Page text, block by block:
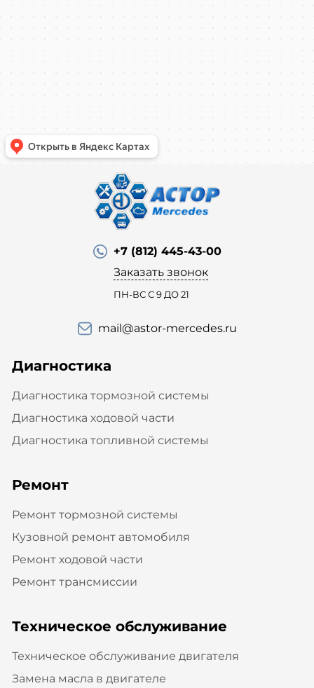
+7 (812) 445-43-00
Заказать звонок
ПН-ВС С 9 ДО 21
mail@astor-mercedes.ru
Диагностика
Диагностика тормозной системы
Диагностика ходовой части
Диагностика топливной системы
Ремонт
Ремонт тормозной системы
Кузовной ремонт автомобиля
Ремонт ходовой части
Ремонт трансмиссии
Техническое обслуживание
Техническое обслуживание двигателя
Замена масла в двигателе